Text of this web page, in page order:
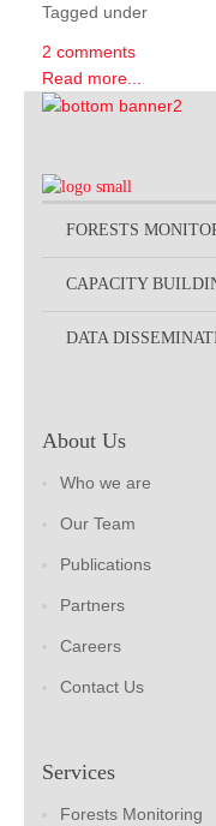
Tagged under
2 comments
Read more...
FORESTS
CAPACITY
DATA
About Us
Who we are
Our Team
Publications
Partners
Careers
Contact Us
Services
Forests Monitoring